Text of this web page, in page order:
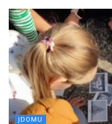
ĮDOMU